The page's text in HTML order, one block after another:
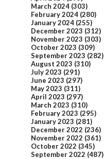
March 2024 (303)
February 2024 (280)
January 2024 (255)
December 2023 (312)
November 2023 (303)
October 2023 (309)
September 2023 (282)
August 2023 (310)
July 2023 (291)
June 2023 (297)
May 2023 (311)
April 2023 (297)
March 2023 (310)
February 2023 (295)
January 2023 (281)
December 2022 (236)
November 2022 (361)
October 2022 (345)
September 2022 (487)